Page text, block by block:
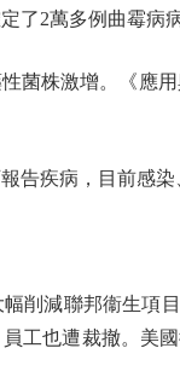
了2萬多例曲霉病
株激增。《應用
疾病，目前感染
減聯邦衞生項目
工也遭裁撤。美